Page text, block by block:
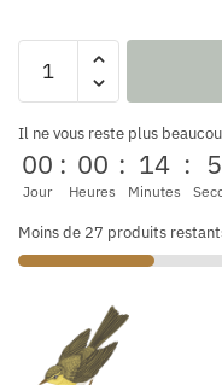
Il ne vous reste plus
00
Jour
: 00
Heures
: 14
Minutes
:
Moins de 27 produits